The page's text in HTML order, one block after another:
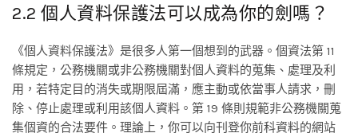
2.2 個人資料保護法可以成為你的劍嗎？
《個人資料保護法》是很多人第一個想到的武器。個資法第 11
條規定，公務機關或非公務機關對個人資料的蒐集、處理及利
用，若特定目的消失或期限屆滿，應主動或依當事人請求，刪
除、停止處理或利用該個人資料。第 19 條則規範非公務機關蒐
集個資的合法要件。理論上，你可以向刊登你前科資料的網站